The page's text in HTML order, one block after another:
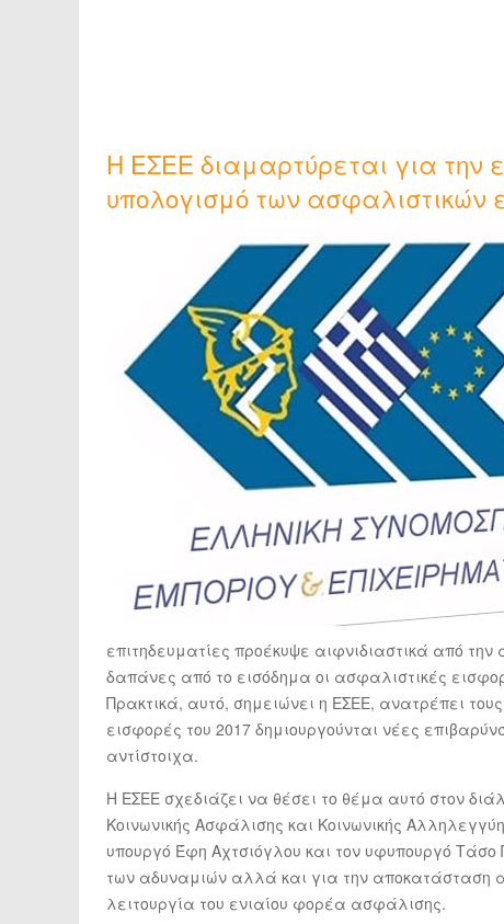
H ΕΣΕΕ διαμαρτύρεται για την
υπολογισμό των ασφαλιστικών
επιτηδευματίες προέκυψε αιφνιδιαστικά από
δαπάνες από το εισόδημα οι ασφαλιστικές
Πρακτικά, αυτό, σημειώνει η ΕΣΕΕ, ανατρέπει
εισφορές του 2017 δημιουργούνται νέες
αντίστοιχα.
Η ΕΣΕΕ σχεδιάζει να θέσει το θέμα αυτό στον
Κοινωνικής Ασφάλισης και Κοινωνικής
υπουργό Έφη Αχτσιόγλου και τον υφυπουργό Τάσο
των αδυναμιών αλλά και για την αποκατάσταση
λειτουργία του ενιαίου φορέα ασφάλισης.